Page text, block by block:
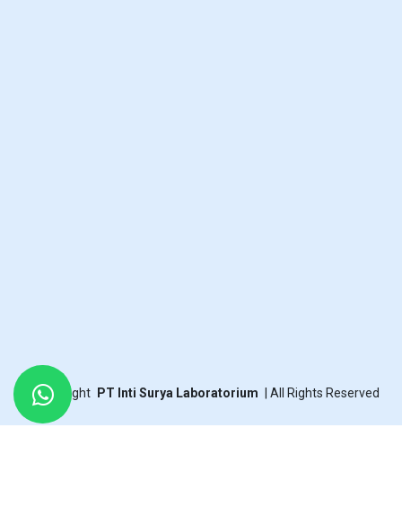
©Copyright PT Inti Surya Laboratorium All Rights Reserved